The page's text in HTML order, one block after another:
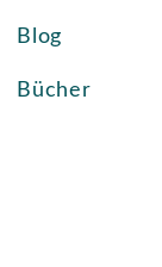
Blog
Bücher